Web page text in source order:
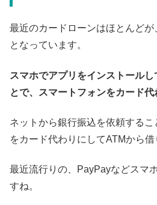
最近のカードローンはほとんど
となっています。
スマホでアプリをインストール
とで、スマートフォンをカード代
ネットから銀行振込を依頼する
をカード代わりにしてATMから借
最近流行りの、PayPayなどスマ
すね。